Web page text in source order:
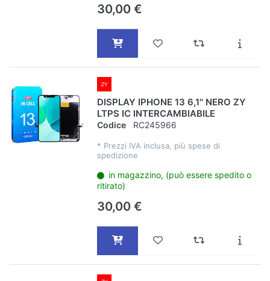
30,00 €
DISPLAY IPHONE 13 6,1'' NERO ZY
LTPS IC INTERCAMBIABILE
Codice RC245966
* Prezzi IVA inclusa, più spese di
spedizione
in magazzino, (può essere spedito o
ritirato)
30,00 €